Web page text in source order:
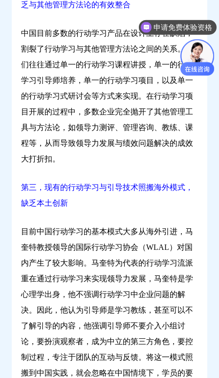
乏与其他管理方法论的有效整合
中国目前多数的行动学习产品在设计上存在缺陷，
割裂了行动学习与其他管理方法论之间的关系。它
们往往通过单一的行动学习课程讲授，单一的行动
学习引导师培养，单一的行动学习项目，以及单一
的行动学习式研讨会等方式来实现。在行动学习项
目开展的过程中，多数企业完全抛开了其他管理工
具与方法论，如领导力测评、管理咨询、教练、课
程等，从而导致领导力发展与绩效问题解决的成效
大打折扣。
第三，现有的行动学习与引导技术照搬海外模式，
缺乏本土创新
目前中国行动学习的基本模式大多从海外引进，马
奎特教授领导的国际行动学习协会（WLAL）对国
内产生了较大影响。马奎特为代表的行动学习流派
重在通过行动学习来实现领导力发展，马奎特是学
心理学出身，他不强调行动学习中企业问题的解
决。因此，他认为引导师是学习教练，甚至可以不
了解引导的内容，他强调引导师不要介入小组讨
论，要扮演观察者，成为中立的第三方角色，要控
制过程，专注于团队的互动与反馈。将这一模式照
搬到中国实践，就会忽略在中国情境下，学员的要
申请免费体验资格